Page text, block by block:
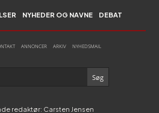
NYHEDER OG NAVNE DEBAT
ANNONCER ARKIV NYHEDSMAIL
redaktør: Carsten Jensen